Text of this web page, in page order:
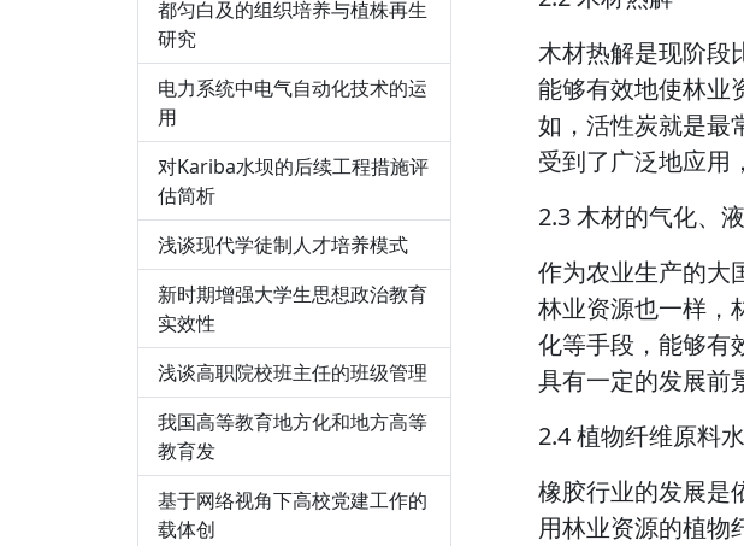
都匀白及的组织培养与植株再生
研究
电力系统中电气自动化技术的运
用
对Kariba水坝的后续工程措施评
估简析
浅谈现代学徒制人才培养模式
新时期增强大学生思想政治教育
实效性
浅谈高职院校班主任的班级管理
我国高等教育地方化和地方高等
教育发
基于网络视角下高校党建工作的
载体创
木材热解是现阶段
能够有效地使林业
如，活性炭就是最
受到了广泛地应用
2.3 木材的气化、
作为农业生产的大
林业资源也一样，
化等手段，能够有
具有一定的发展前
2.4 植物纤维原料
橡胶行业的发展是
用林业资源的植物